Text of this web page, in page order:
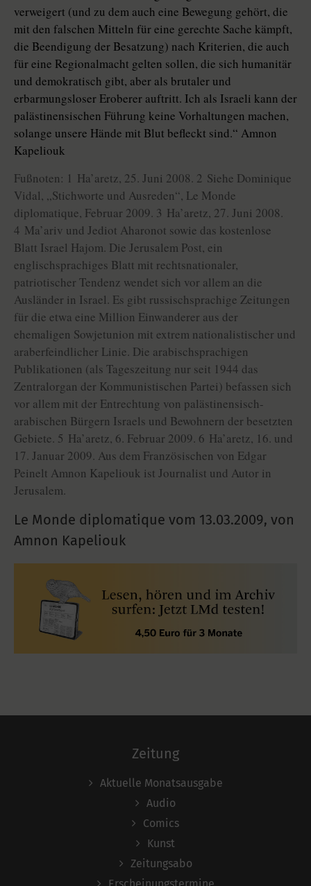
verweigert (und zu dem auch eine Bewegung gehört, die
mit den falschen Mitteln für eine gerechte Sache kämpft,
die Beendigung der Besatzung) nach Kriterien, die auch
für eine Regionalmacht gelten sollen, die sich humanitär
und demokratisch gibt, aber als brutaler und
erbarmungsloser Eroberer auftritt. Ich als Israeli kann der
palästinensischen Führung keine Vorhaltungen machen,
solange unsere Hände mit Blut befleckt sind.“ Amnon
Kapeliouk
Fußnoten: 1 Ha’aretz, 25. Juni 2008. 2 Siehe Dominique
Vidal, „Stichworte und Ausreden“, Le Monde
diplomatique, Februar 2009. 3 Ha’aretz, 27. Juni 2008.
4 Ma’ariv und Jediot Aharonot sowie das kostenlose
Blatt Israel Hajom. Die Jerusalem Post, ein
englischsprachiges Blatt mit rechtsnationaler,
patriotischer Tendenz wendet sich vor allem an die
Ausländer in Israel. Es gibt russischsprachige Zeitungen
für die etwa eine Million Einwanderer aus der
ehemaligen Sowjetunion mit extrem nationalistischer und
araberfeindlicher Linie. Die arabischsprachigen
Publikationen (als Tageszeitung nur seit 1944 das
Zentralorgan der Kommunistischen Partei) befassen sich
vor allem mit der Entrechtung von palästinensisch-
arabischen Bürgern Israels und Bewohnern der besetzten
Gebiete. 5 Ha’aretz, 6. Februar 2009. 6 Ha’aretz, 16. und
17. Januar 2009. Aus dem Französischen von Edgar
Peinelt Amnon Kapeliouk ist Journalist und Autor in
Jerusalem.
Le Monde diplomatique vom 13.03.2009, von
Amnon Kapeliouk
Zeitung
Aktuelle Monatsausgabe
Audio
Comics
Kunst
Zeitungsabo
Erscheinungstermine